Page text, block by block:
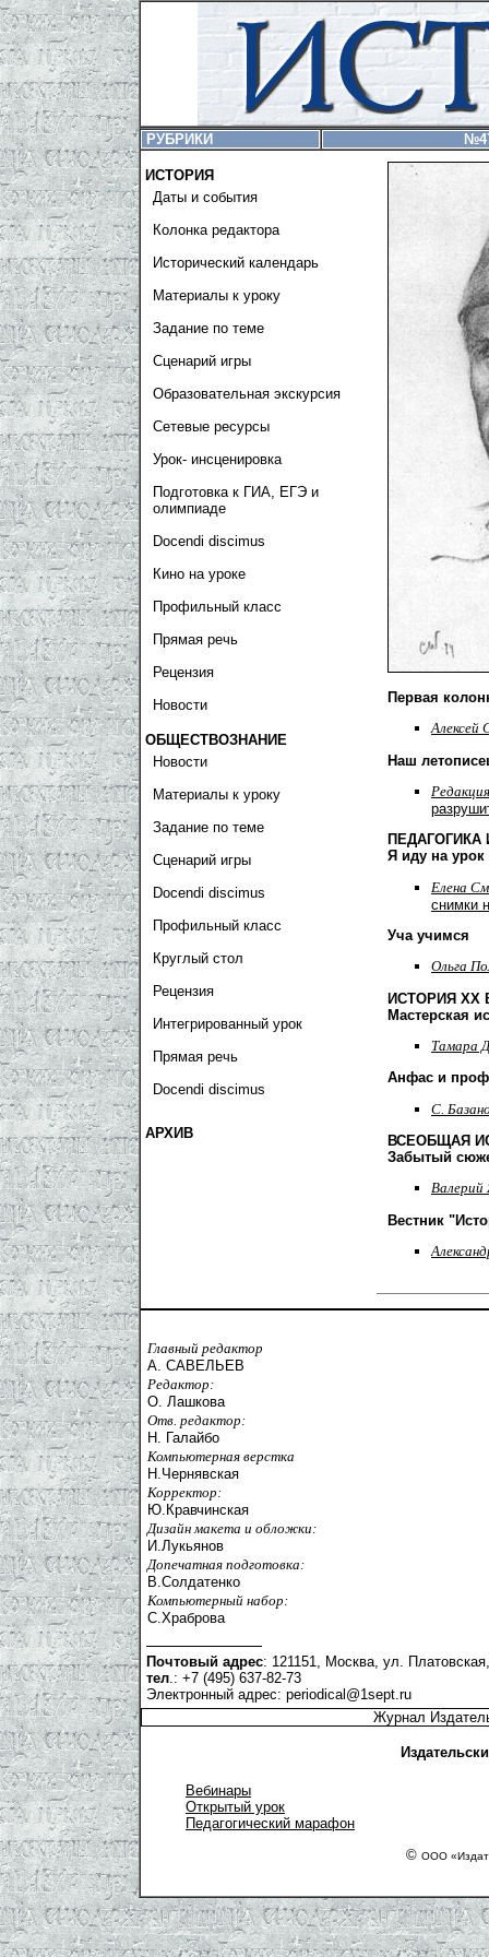
РУБРИКИ
ИСТОРИЯ
Даты и события
Колонка редактора
Исторический календарь
Материалы к уроку
Задание по теме
Сценарий игры
Образовательная экскурсия
Сетевые ресурсы
Урок- инсценировка
Подготовка к ГИА, ЕГЭ и
олимпиаде
Docendi discimus
Кино на уроке
Профильный класс
Прямая речь
Рецензия
Новости
ОБЩЕСТВОЗНАНИЕ
Новости
Материалы к уроку
Задание по теме
Сценарий игры
Docendi discimus
Профильный класс
Круглый стол
Рецензия
Интегрированный урок
Прямая речь
Docendi discimus
АРХИВ
Первая
Алексей
Наш
Редакция
ПЕДАГОГИКА
Я иду на урок
Елена
снимки
Уча учимся
Ольга
ИСТОРИЯ ХХ
Мастерская
Тамара
Анфас и
С.
ВСЕОБЩАЯ
Забытый
Валерий
Вестник
Главный редактор
А. САВЕЛЬЕВ
Редактор:
О. Лашкова
Отв. редактор:
Н. Галайбо
Компьютерная верстка
Н.Чернявская
Корректор:
Ю.Кравчинская
Дизайн макета и обложки:
И.Лукьянов
Допечатная подготовка:
В.Солдатенко
Компьютерный набор:
С.Храброва
Почтовый адрес: 121151, Москва, ул.
тел.: +7 (495) 637-82-73
Электронный адрес: periodical@1sept.ru
Журнал
Вебинары
Открытый урок
Педагогический марафон
© ООО